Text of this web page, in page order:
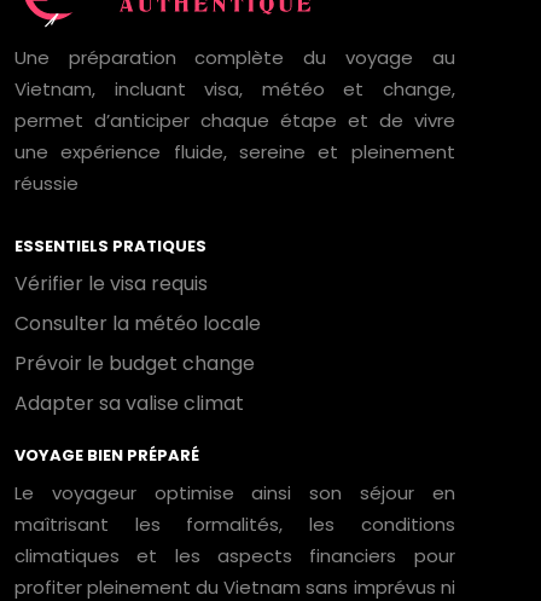
Une préparation complète du voyage au
Vietnam, incluant visa, météo et change,
permet d’anticiper chaque étape et de vivre
une expérience fluide, sereine et pleinement
réussie
ESSENTIELS PRATIQUES
Vérifier le visa requis
Consulter la météo locale
Prévoir le budget change
Adapter sa valise climat
VOYAGE BIEN PRÉPARÉ
Le voyageur optimise ainsi son séjour en
maîtrisant les formalités, les conditions
climatiques et les aspects financiers pour
profiter pleinement du Vietnam sans imprévus ni